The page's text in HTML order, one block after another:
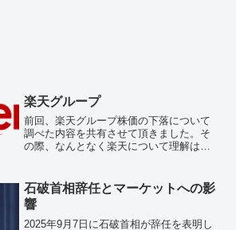
楽天グループ
前回、楽天グループ株価の下落について
調べた内容を共有させて頂きました。そ
の際、なんとなく楽天について理解はし
ネスは一見すると「ネット通販の会社」
に見えますが、実際にはE...
石破首相辞任とマーケットへの影
響
2025年9月7日に石破首相が辞任を表明し